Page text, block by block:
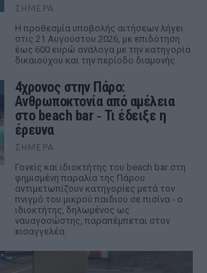
ΣΉΜΕΡΑ
Η προθεσμία υποβολής αιτήσεων λήγει
στις 21 Αυγούστου 2026, με επιδότηση
έως 600 ευρώ ανάλογα με την κατηγορία
δικαιούχου και την περίοδο διαμονής.
4χρονος στην Πάρο:
Ανθρωποκτονία από αμέλεια
στο beach bar ‑ Τι έδειξε η
έρευνα
ΣΉΜΕΡΑ
Γονείς και ιδιοκτήτης του beach bar στη
φημισμένη παραλία της Πάρου
αντιμετωπίζουν κατηγορίες μετά τον
πνιγμό του μικρού παιδιού σε πισίνα - ο
ιδιοκτήτης, δηλωμένος ως
ναυαγοσώστης, παραπέμπεται στον
εισαγγελέα